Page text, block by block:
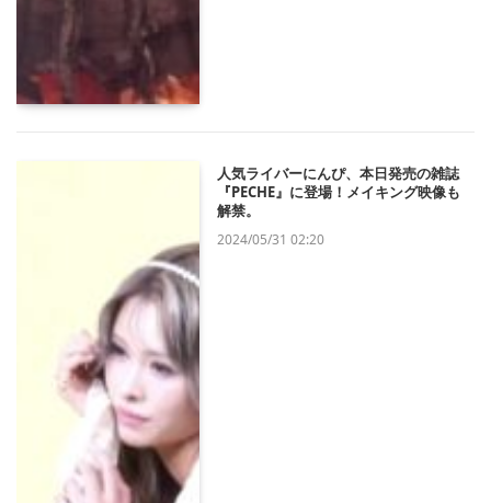
人気ライバーにんぴ、本日発売の雑誌
『PECHE』に登場！メイキング映像も
解禁。
2024/05/31 02:20